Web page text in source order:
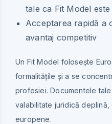
tale ca Fit Model
Acceptarea rapidă a
avantaj competitiv
Un Fit Model folosește
formalitățile și a se
profesiei. Documentele
valabilitate juridică
europene.